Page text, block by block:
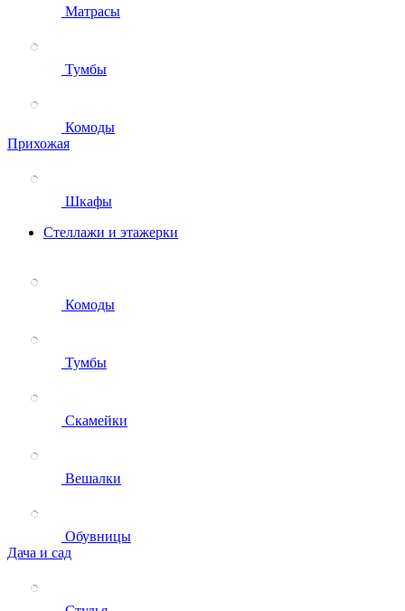
Матрасы
Тумбы
Комоды
Прихожая
Шкафы
Стеллажи и этажерки
Комоды
Тумбы
Скамейки
Вешалки
Обувницы
Дача и сад